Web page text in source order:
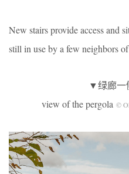
New stairs provide access and
still in use by a few neighbors
▼绿廊一
view of the pergola ©